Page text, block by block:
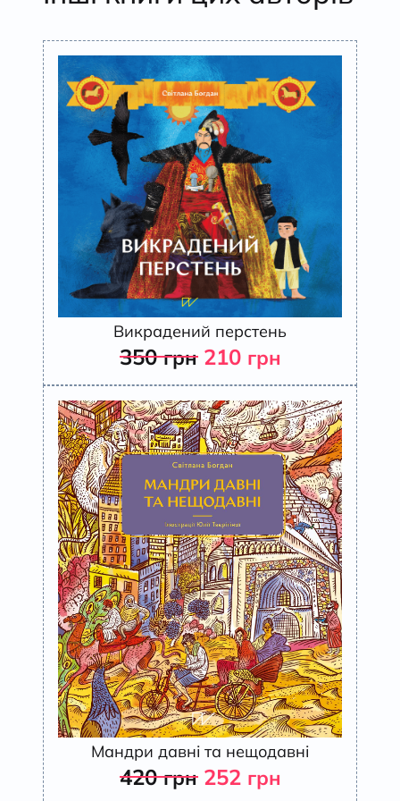
Викрадений перстень
350грн 210 грн
Мандри давні та нещодавні
420грн 252 грн